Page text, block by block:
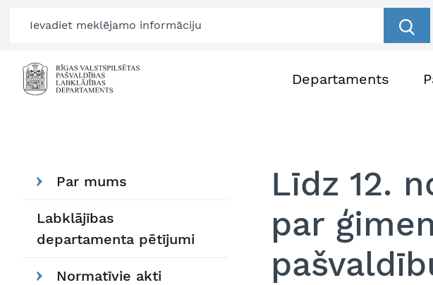
Departaments
Par mums
Labklājības
departamenta pētījumi
Normatīvie akti
Līdz 12.
par